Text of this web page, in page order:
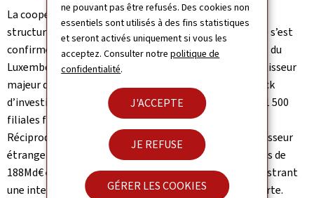
ne pouvant pas être refusés. Des cookies non
essentiels sont utilisés à des fins statistiques
et seront activés uniquement si vous les
acceptez. Consulter notrepolitique de
confidentialité.
J'ACCEPTE
JE REFUSE
GÉRER LES COOKIES
La coopération économique constitue un autre axe
structurant de la relation bilatérale. En 2024, la France s’est
confirmée comme le troisième partenaire commercial du
Luxembourg (biens et services). Elle demeure un investisseur
majeur dans l’économie luxembourgeoise, avec un stock
d’investissements directs de plus de 81 Md€ et plus de 1 500
filiales françaises implantées au Grand-Duché.
Réciproquement, le Luxembourg est le premier investisseur
étranger en France, avec un stock d’IDE atteignant près de
188Md€ et environ 2 200 filiales luxembourgeoises, illustrant
une interdépendance économique particulièrement forte.